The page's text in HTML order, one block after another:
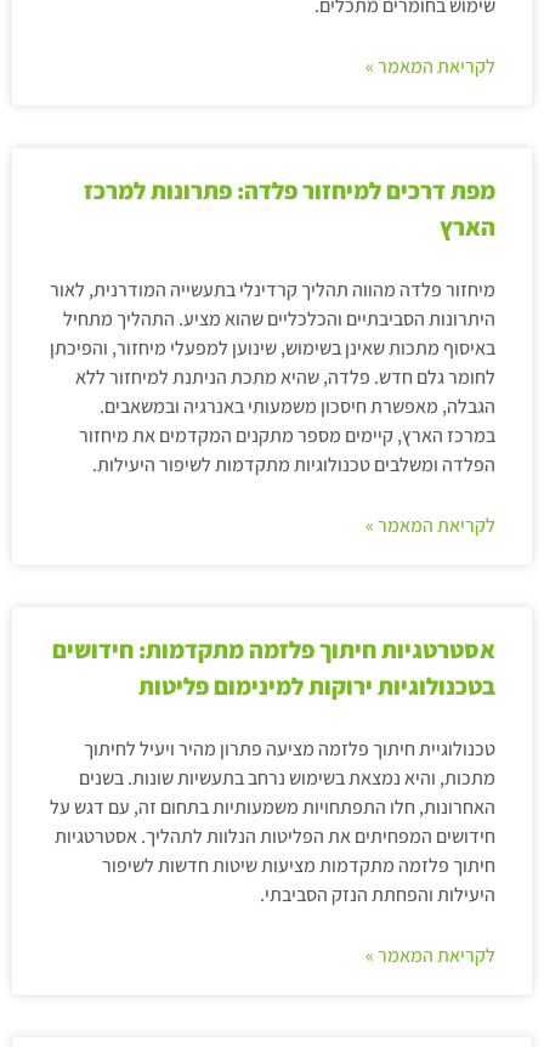
שימוש בחומרים מתכלים.
לקריאת המאמר »
מפת דרכים למיחזור פלדה: פתרונות למרכז
הארץ
מיחזור פלדה מהווה תהליך קרדינלי בתעשייה המודרנית, לאור
היתרונות הסביבתיים והכלכליים שהוא מציע. התהליך מתחיל
באיסוף מתכות שאינן בשימוש, שינוען למפעלי מיחזור, והפיכתן
לחומר גלם חדש. פלדה, שהיא מתכת הניתנת למיחזור ללא
הגבלה, מאפשרת חיסכון משמעותי באנרגיה ובמשאבים.
במרכז הארץ, קיימים מספר מתקנים המקדמים את מיחזור
הפלדה ומשלבים טכנולוגיות מתקדמות לשיפור היעילות.
לקריאת המאמר »
אסטרטגיות חיתוך פלזמה מתקדמות: חידושים
בטכנולוגיות ירוקות למינימום פליטות
טכנולוגיית חיתוך פלזמה מציעה פתרון מהיר ויעיל לחיתוך
מתכות, והיא נמצאת בשימוש נרחב בתעשיות שונות. בשנים
האחרונות, חלו התפתחויות משמעותיות בתחום זה, עם דגש על
חידושים המפחיתים את הפליטות הנלוות לתהליך. אסטרטגיות
חיתוך פלזמה מתקדמות מציעות שיטות חדשות לשיפור
היעילות והפחתת הנזק הסביבתי.
לקריאת המאמר »